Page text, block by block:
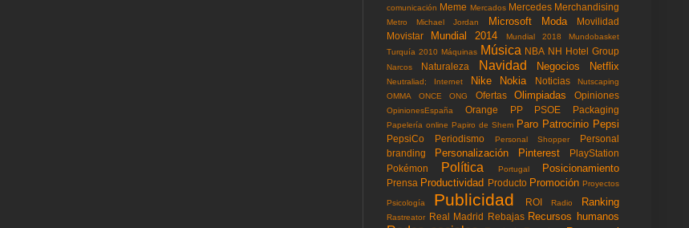
comunicación Meme Mercados Mercedes Merchandising
Metro Michael Jordan Microsoft Moda
Movilidad
Movistar
Mundial 2014 Mundial 2018
Mundobasket
Turquía 2010 Máquinas Música NBA NH Hotel Group
Narcos Naturaleza Navidad Negocios Netflix
Neutraliad; Internet Nike Nokia Noticias
Nutscaping
OMMA
ONCE ONG Ofertas Olimpiadas Opiniones
OpinionesEspaña Orange PP PSOE Packaging
Papelería online Papiro de Shem Paro Patrocinio Pepsi
PepsiCo Periodismo Personal Shopper
Personal
branding
Personalización Pinterest
PlayStation
Pokémon
Política Portugal Posicionamiento
Prensa Productividad Producto Promoción Proyectos
Psicología Publicidad ROI Radio Ranking
Rastreator Real Madrid Rebajas Recursos humanos